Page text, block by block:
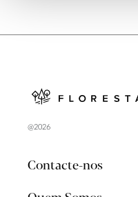
@2026
Contacte-nos